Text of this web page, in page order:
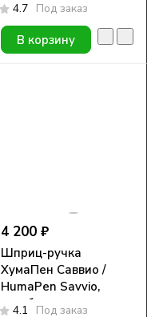
4.7 Под заказ
В корзину
4 200 ₽
Шприц-ручка
ХумаПен Саввио /
HumaPen Savvio,
голубая
4.1 Под заказ